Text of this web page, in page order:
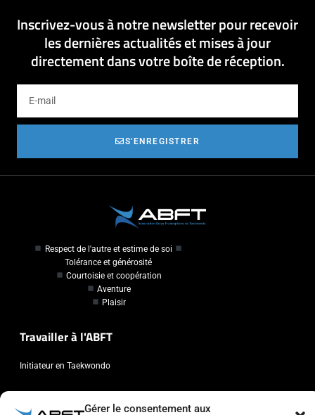
Gérer le consentement aux
Inscrivez-vous à notre newsletter pour recevoir
les dernières actualités et mises à jour
directement dans votre boîte de réception.
S'ENREGISTRER
Respect de l'autre et estime de soi
Tolérance et générosité
Courtoisie et coopération
Aventure
Plaisir
Travailler à l'ABFT
Initiateur en Taekwondo